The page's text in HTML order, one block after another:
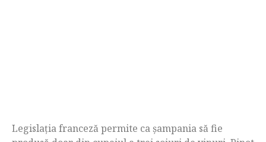
Legislația franceză permite ca șampania să fie